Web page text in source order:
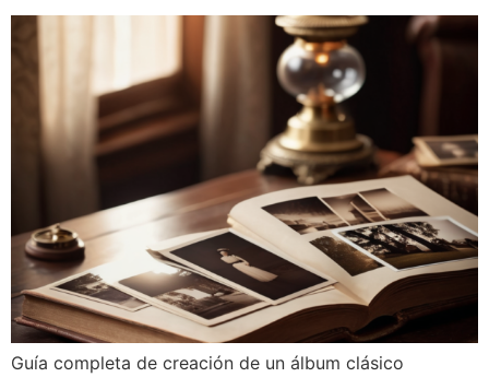
Guía completa de creación de un álbum clásico